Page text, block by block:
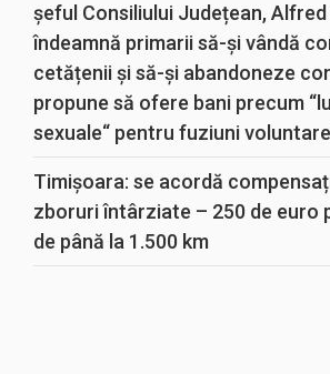
șeful Consiliului Județean, Alfred
îndeamnă primarii să-și vândă
cetățenii și să-și abandoneze
propune să ofere bani precum
sexuale“ pentru fuziuni
Timișoara: se acordă
zboruri întârziate – 250 de euro
de până la 1.500 km